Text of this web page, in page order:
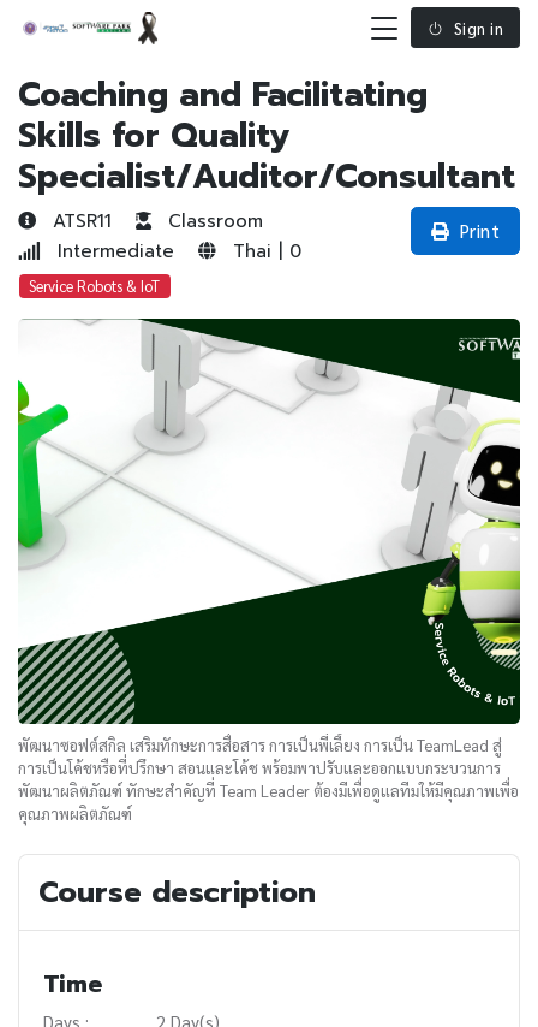
Sign in
Coaching and Facilitating
Skills for Quality
Specialist/Auditor/Consultant
ATSR11
Classroom
Intermediate
Thai | 0
Service Robots & IoT
Print
พัฒนาซอฟต์สกิล เสริมทักษะการสื่อสาร การเป็นพี่เลี้ยง การเป็น TeamLead สู่
การเป็นโค้ชหรือที่ปรึกษา สอนและโค้ช พร้อมพาปรับและออกแบบกระบวนการ
พัฒนาผลิตภัณฑ์ ทักษะสำคัญที่ Team Leader ต้องมีเพื่อดูแลทีมให้มีคุณภาพเพื่อ
คุณภาพผลิตภัณฑ์
Course description
Time
Days :
2 Day(s)